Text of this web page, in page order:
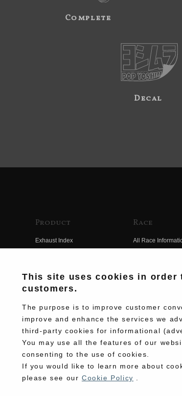
Complete
Decal
Product
Exhaust Index
Electrical Index
Chassis Index
New Goods
Kit Parts
Race
All Race
Team Information
Race History
This site uses cookies in
customers.
The purpose is to improve customer
improve and enhance the services we
third-party cookies for informational
You may use all the features of our
consenting to the use of cookies.
If you would like to learn more about
please see our Cookie Policy